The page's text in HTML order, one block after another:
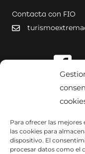
Para ofrecer las
las cookies para
dispositivo. El
procesar datos como el
Contacta con FIO